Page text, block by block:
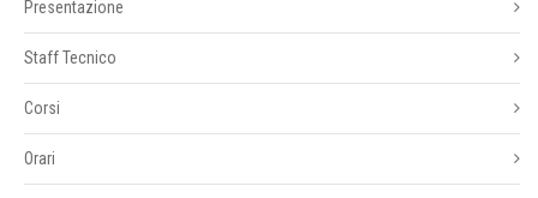
Presentazione
Staff Tecnico
Corsi
Orari